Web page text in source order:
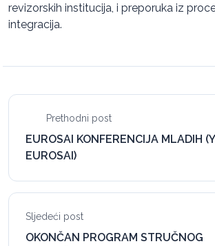
revizorskih institucija, i preporuka iz
integracija.
Prethodni post
EUROSAI KONFERENCIJA MLADIH
EUROSAI)
Sljedeći post
OKONČAN PROGRAM STRUČNOG